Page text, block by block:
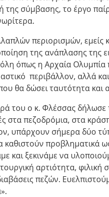
σύμβασης, το έργο
περιορισμών,
της ανάπλασης της
όπως η Αρχαία Ολυμπία
περιβάλλον, αλλά
θα δώσει ταυτότητα
του ο κ. Φλέσσας δήλωσε
στα πεζοδρόμια, στα
υπάρχουν σήμερα δύο
καθιστούν προβληματικά
και ξεκινάμε να
αρτιότητα,
πεζών.